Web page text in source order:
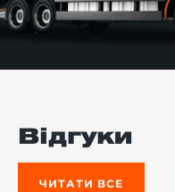
Відгуки
ЧИТАТИ ВСЕ